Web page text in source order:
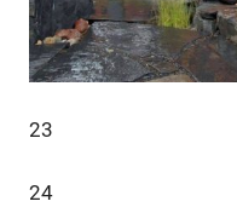
23
24